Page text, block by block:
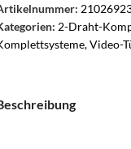
2-Draht-
,Video-